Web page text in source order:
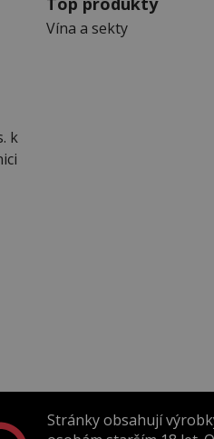
k
Vína a sekty
Stránky obsahují